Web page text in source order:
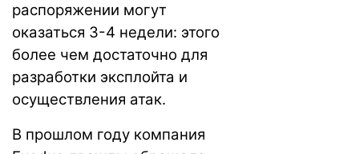
распоряжении могут
оказаться 3-4 недели: этого
более чем достаточно для
разработки эксплойта и
осуществления атак.
В прошлом году компания